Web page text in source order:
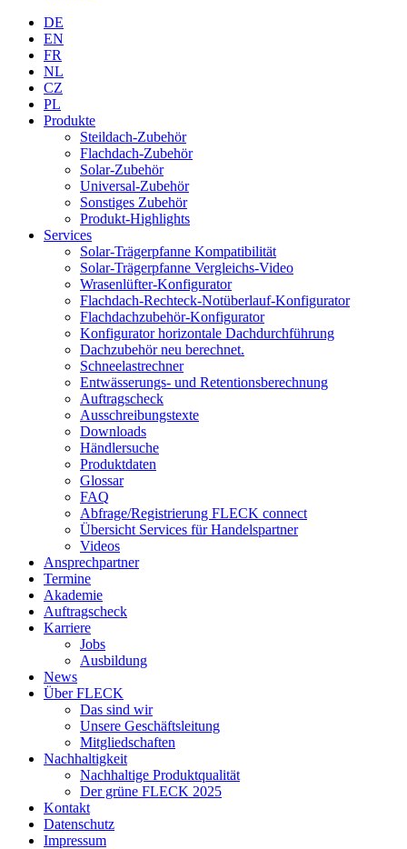
DE
EN
FR
NL
CZ
PL
Produkte
Steildach-Zubehör
Flachdach-Zubehör
Solar-Zubehör
Universal-Zubehör
Sonstiges Zubehör
Produkt-Highlights
Services
Solar-Trägerpfanne Kompatibilität
Solar-Trägerpfanne Vergleichs-Video
Wrasenlüfter-Konfigurator
Flachdach-Rechteck-Notüberlauf-Konfigurator
Flachdachzubehör-Konfigurator
Konfigurator horizontale Dachdurchführung
Dachzubehör neu berechnet.
Schneelastrechner
Entwässerungs- und Retentionsberechnung
Auftragscheck
Ausschreibungstexte
Downloads
Händlersuche
Produktdaten
Glossar
FAQ
Abfrage/Registrierung FLECK connect
Übersicht Services für Handelspartner
Videos
Ansprechpartner
Termine
Akademie
Auftragscheck
Karriere
Jobs
Ausbildung
News
Über FLECK
Das sind wir
Unsere Geschäftsleitung
Mitgliedschaften
Nachhaltigkeit
Nachhaltige Produktqualität
Der grüne FLECK 2025
Kontakt
Datenschutz
Impressum